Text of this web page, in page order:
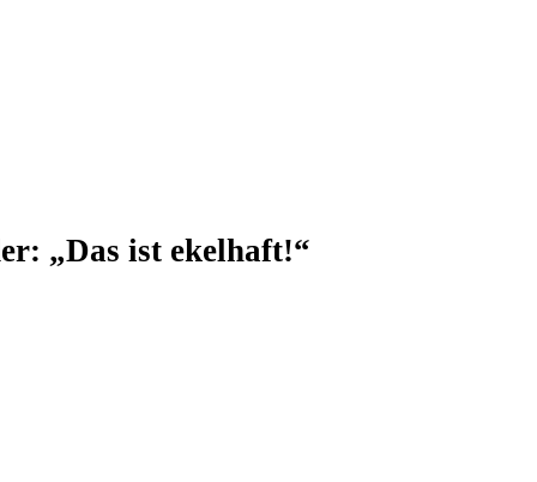
„Das ist ekelhaft!“